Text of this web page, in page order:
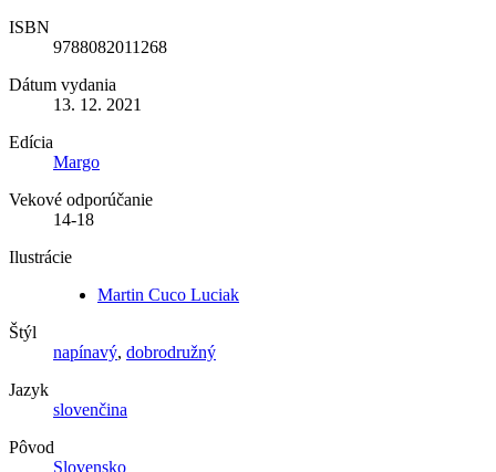
ISBN
9788082011268
Dátum vydania
13. 12. 2021
Edícia
Margo
Vekové odporúčanie
14-18
Ilustrácie
Martin Cuco Luciak
Štýl
napínavý, dobrodružný
Jazyk
slovenčina
Pôvod
Slovensko